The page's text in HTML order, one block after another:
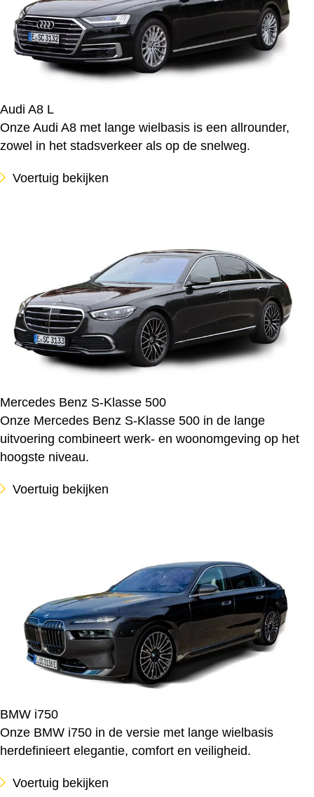
Audi A8 L
Onze Audi A8 met lange wielbasis is een allrounder,
zowel in het stadsverkeer als op de snelweg.
Voertuig bekijken
Mercedes Benz S-Klasse 500
Onze Mercedes Benz S-Klasse 500 in de lange
uitvoering combineert werk- en woonomgeving op het
hoogste niveau.
Voertuig bekijken
BMW i750
Onze BMW i750 in de versie met lange wielbasis
herdefinieert elegantie, comfort en veiligheid.
Voertuig bekijken